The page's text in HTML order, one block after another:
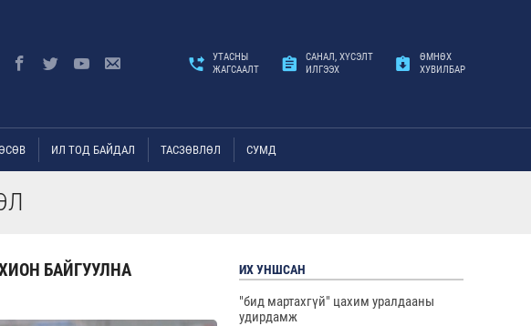
УТАСНЫ
ЖАГСААЛТ
САНАЛ, ХҮСЭЛТ
ИЛГЭЭХ
ӨМНӨХ
ХУВИЛБАР
ИЛ ТОД БАЙДАЛ ТАСЗӨВЛӨЛ СУМД
БАЙГУУЛНА ИХ УНШСАН
"бид мартахгүй" цахим уралдааны
удирдамж